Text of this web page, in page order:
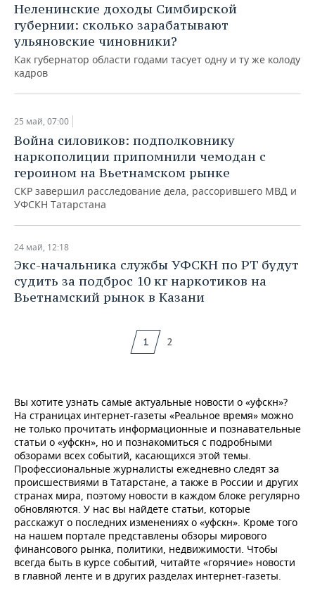
Неленинские доходы Симбирской
губернии: сколько зарабатывают
ульяновские чиновники?
Как губернатор области годами тасует одну и ту же колоду
кадров
25 май, 07:00
Война силовиков: подполковнику
наркополиции припомнили чемодан с
героином на Вьетнамском рынке
СКР завершил расследование дела, рассорившего МВД и
УФСКН Татарстана
24 май, 12:18
Экс-начальника службы УФСКН по РТ будут
судить за подброс 10 кг наркотиков на
Вьетнамский рынок в Казани
1 2
Вы хотите узнать самые актуальные новости о «уфскн»?
На страницах интернет-газеты «Реальное время» можно
не только прочитать информационные и познавательные
статьи о «уфскн», но и познакомиться с подробными
обзорами всех событий, касающихся этой темы.
Профессиональные журналисты ежедневно следят за
происшествиями в Татарстане, а также в России и других
странах мира, поэтому новости в каждом блоке регулярно
обновляются. У нас вы найдете статьи, которые
расскажут о последних изменениях о «уфскн». Кроме того
на нашем портале представлены обзоры мирового
финансового рынка, политики, недвижимости. Чтобы
всегда быть в курсе событий, читайте «горячие» новости
в главной ленте и в других разделах интернет-газеты.